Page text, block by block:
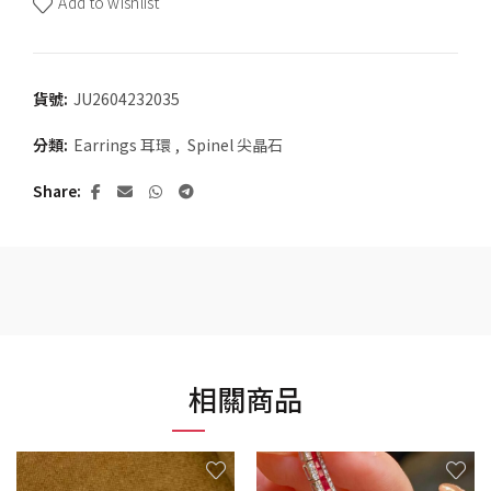
貨號: JU2604232035
分類: Earrings 耳環 , Spinel 尖晶石
Share
相關商品